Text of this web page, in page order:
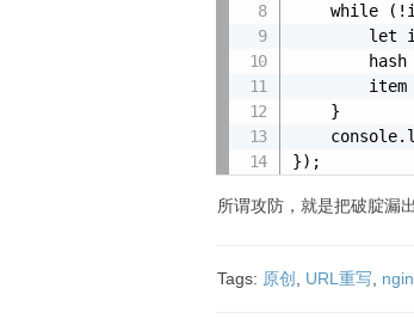
    while (!item.done) {
});
所谓攻防，就是把破腚漏
Tags: 原创 URL重写